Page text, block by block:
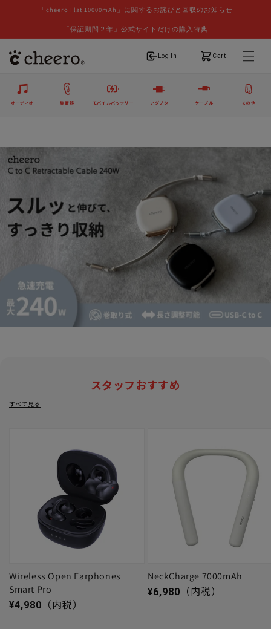
「cheero Flat 10000mAh」に関するお詫びと回収のお知らせ
「保証期間２年」公式サイトだけの購入特典
Log In
ログイン Cart
カート
オーディオ 集音器 モバイルバッテリー アダプタ ケーブル その他
スタッフおすすめ
すべて見る
Wireless Open Earphones
Smart Pro
通常価格
¥4,980 （内税）
NeckCharge 7000mAh
通常価格
¥6,980 （内税）